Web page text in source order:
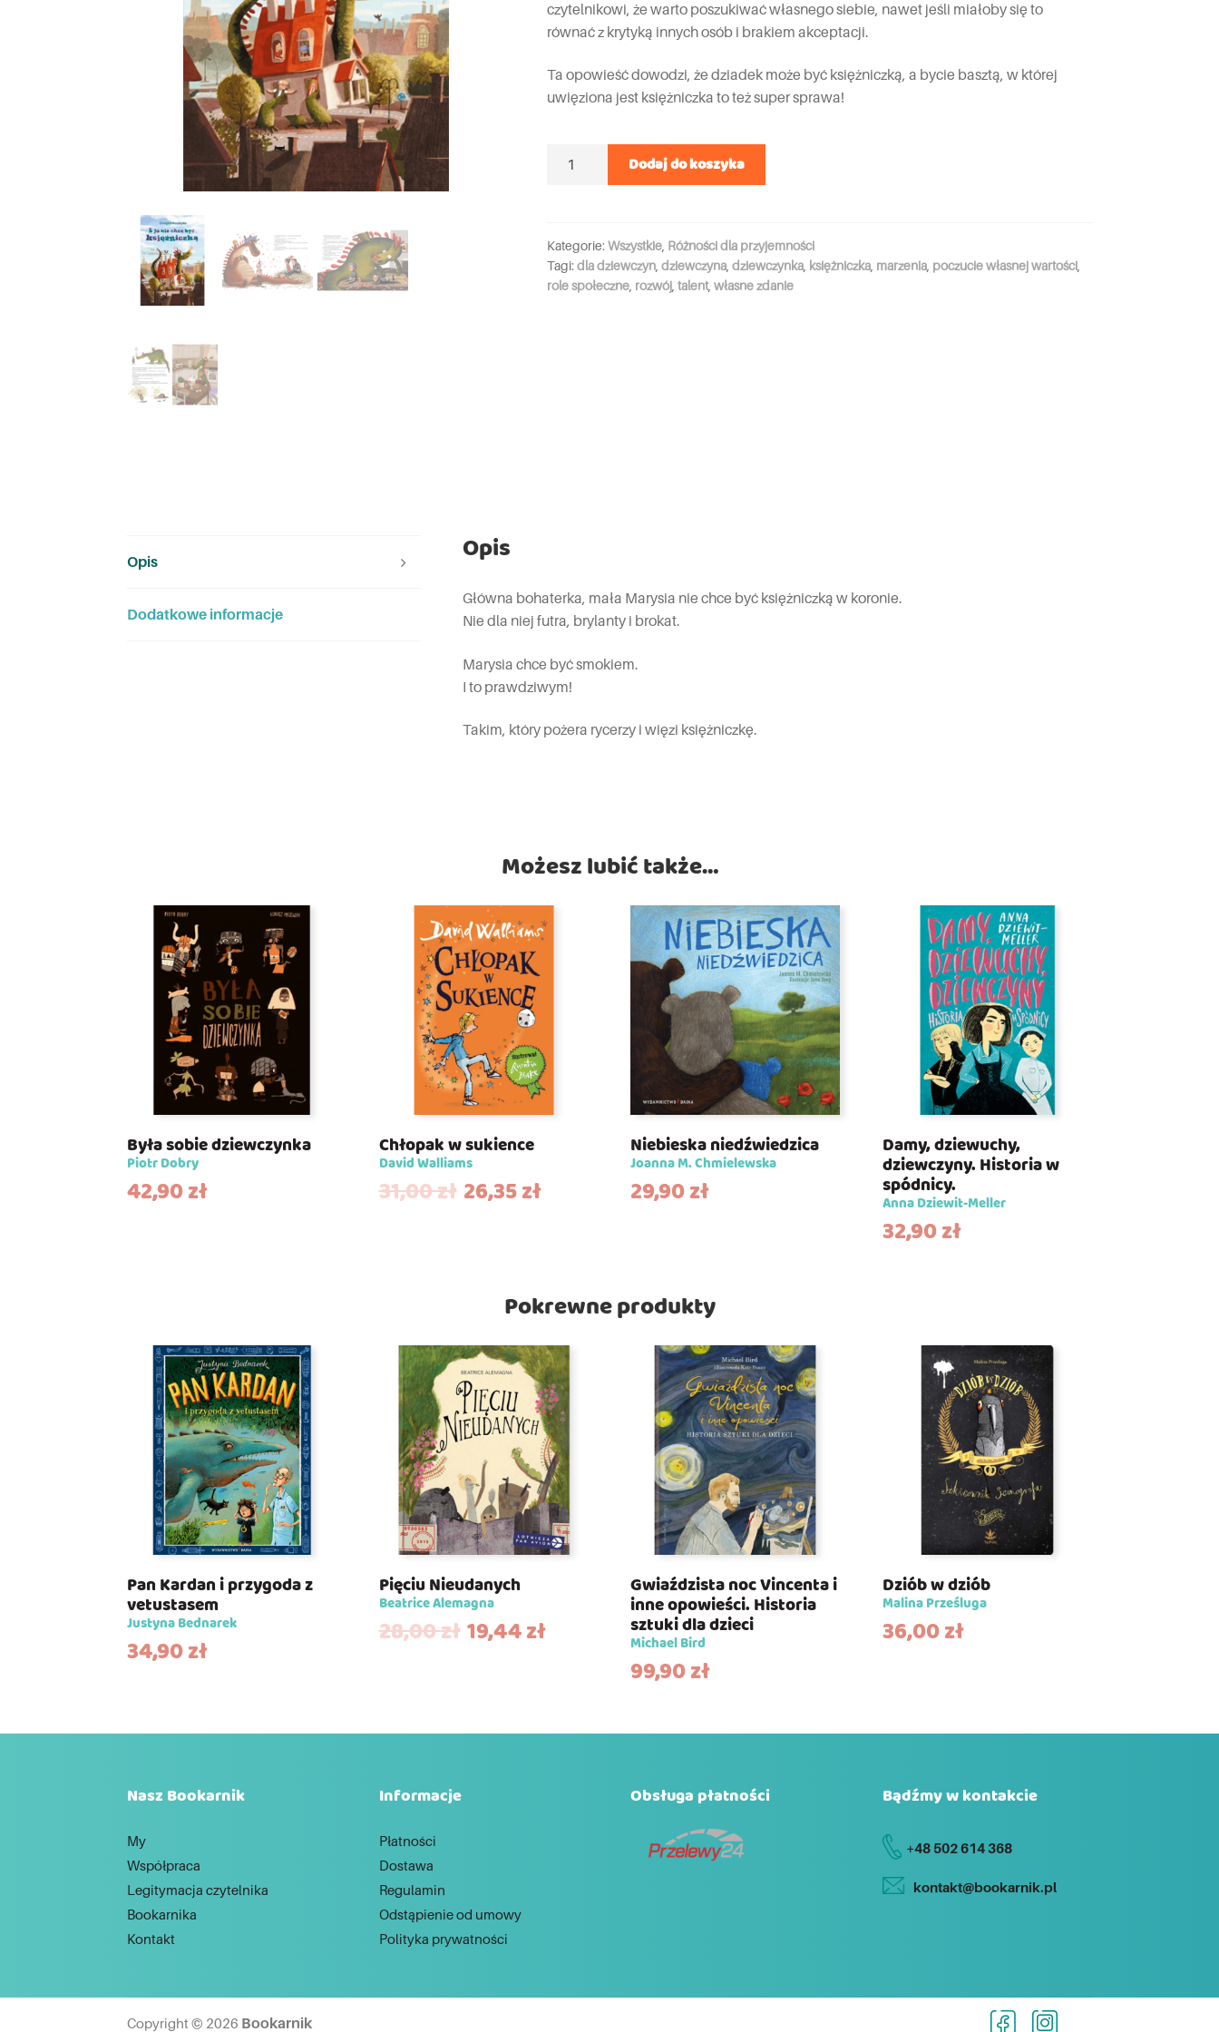
czytelnikowi, że warto poszukiwać własnego siebie, nawet jeśli miałoby się to
równać z krytyką innych osób i brakiem akceptacji.
Ta opowieść dowodzi, że dziadek może być księżniczką, a bycie basztą, w której
uwięziona jest księżniczka to też super sprawa!
Dodaj do koszyka
Kategorie: Wszystkie, Różności dla przyjemności
Tagi: dla dziewczyn, dziewczyna, dziewczynka, księżniczka, marzenia, poczucie własnej wartości,
role społeczne, rozwój, talent, własne zdanie
Opis
Dodatkowe informacje
Opis
Główna bohaterka, mała Marysia nie chce być księżniczką w koronie.
Nie dla niej futra, brylanty i brokat.
Marysia chce być smokiem.
I to prawdziwym!
Takim, który pożera rycerzy i więzi księżniczkę.
Możesz lubić także…
Była sobie dziewczynka
Piotr Dobry
42,90zł
Chłopak w sukience
David Walliams
31,00zł 26,35zł
Niebieska niedźwiedzica
Joanna M. Chmielewska
29,90zł
Damy, dziewuchy,
dziewczyny. Historia w
spódnicy.
Anna Dziewit-Meller
32,90zł
Pokrewne produkty
Pan Kardan i przygoda z
vetustasem
Justyna Bednarek
34,90zł
Pięciu Nieudanych
Beatrice Alemagna
28,00zł19,44zł
Gwiaździsta noc Vincenta i
inne opowieści. Historia
sztuki dla dzieci
Michael Bird
99,90zł
Dziób w dziób
Malina Prześluga
36,00zł
Nasz Bookarnik
My
Współpraca
Legitymacja czytelnika
Bookarnika
Kontakt
Informacje
Płatności
Dostawa
Regulamin
Odstąpienie od umowy
Polityka prywatności
Obsługa płatności Bądźmy w kontakcie
+48 502 614 368
kontakt@bookarnik.pl
Copyright © 2026 Bookarnik